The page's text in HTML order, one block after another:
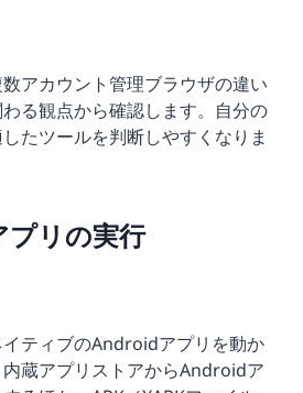
アカウント管理ブラウザの違い
る観点から確認します。自分の
たツールを判断しやすくなりま
リの実行
ティブのAndroidアプリを動か
蔵アプリストアからAndroidア